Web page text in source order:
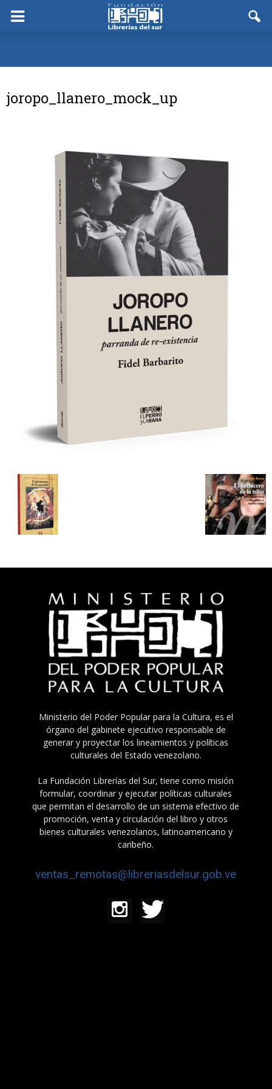
joropo_llanero_mock_up
Ministerio del Poder Popular para la Cultura, es el
órgano del gabinete ejecutivo responsable de
generar y proyectar los lineamientos y políticas
culturales del Estado venezolano.
La Fundación Librerías del Sur, tiene como misión
formular, coordinar y ejecutar políticas culturales
que permitan el desarrollo de un sistema efectivo de
promoción, venta y circulación del libro y otros
bienes culturales venezolanos, latinoamericano y
caribeño.
ventas_remotas@libreriasdelsur.gob.ve